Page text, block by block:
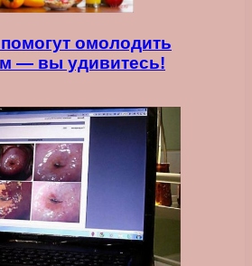
омолодить
— вы удивитесь!